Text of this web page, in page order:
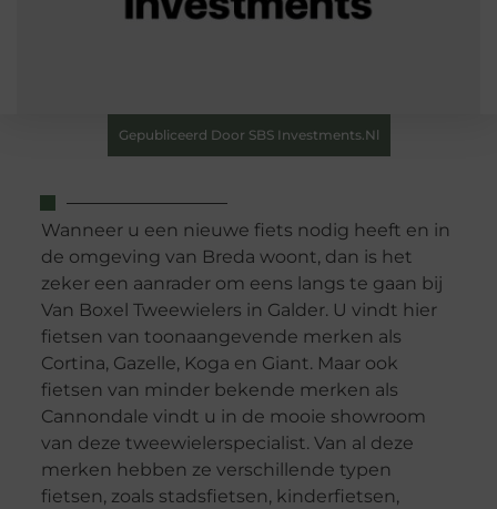
Gepubliceerd Door SBS Investments.nl
Wanneer u een nieuwe fiets nodig heeft en in
de omgeving van Breda woont, dan is het
zeker een aanrader om eens langs te gaan bij
Van Boxel Tweewielers in Galder. U vindt hier
fietsen van toonaangevende merken als
Cortina, Gazelle, Koga en Giant. Maar ook
fietsen van minder bekende merken als
Cannondale vindt u in de mooie showroom
van deze tweewielerspecialist. Van al deze
merken hebben ze verschillende typen
fietsen, zoals stadsfietsen, kinderfietsen,